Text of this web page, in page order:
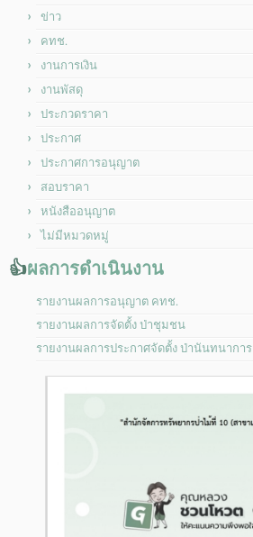
ข่าว
คทช.
งานการเงิน
งานพัสดุ
ประกวดราคา
ประกาศ
ประกาศการอนุญาต
สอบราคา
หนังสืออนุญาต
ไม่มีหมวดหมู่
👍ผลการดำเนินงาน
รายงานผลการอนุญาต คทช.
รายงานผลการจัดตั้ง ป่าชุมชน
รายงานผลการประกาศจัดตั้ง ป่านันทนาการ